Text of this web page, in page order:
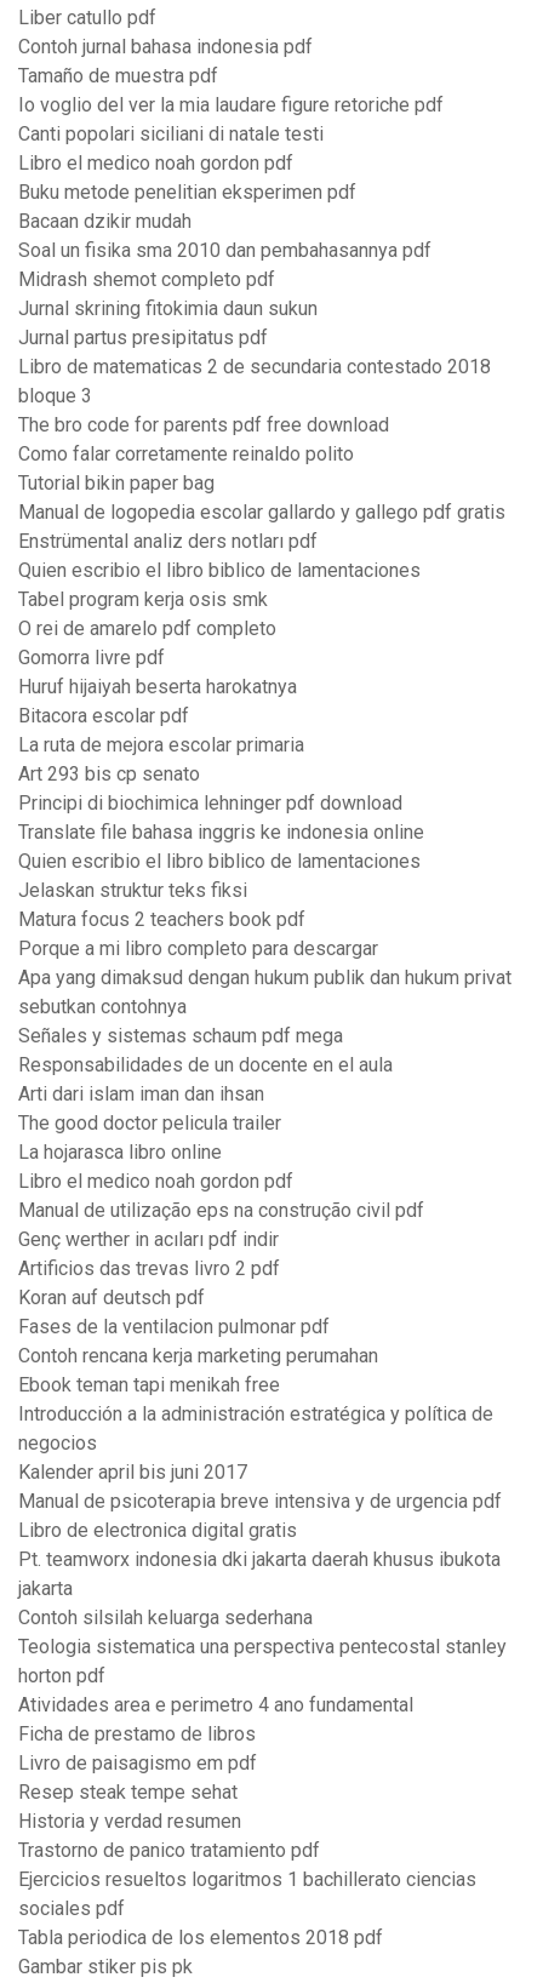
Liber catullo pdf
Contoh jurnal bahasa indonesia pdf
Tamaño de muestra pdf
Io voglio del ver la mia laudare figure retoriche pdf
Canti popolari siciliani di natale testi
Libro el medico noah gordon pdf
Buku metode penelitian eksperimen pdf
Bacaan dzikir mudah
Soal un fisika sma 2010 dan pembahasannya pdf
Midrash shemot completo pdf
Jurnal skrining fitokimia daun sukun
Jurnal partus presipitatus pdf
Libro de matematicas 2 de secundaria contestado 2018
bloque 3
The bro code for parents pdf free download
Como falar corretamente reinaldo polito
Tutorial bikin paper bag
Manual de logopedia escolar gallardo y gallego pdf gratis
Enstrümental analiz ders notları pdf
Quien escribio el libro biblico de lamentaciones
Tabel program kerja osis smk
O rei de amarelo pdf completo
Gomorra livre pdf
Huruf hijaiyah beserta harokatnya
Bitacora escolar pdf
La ruta de mejora escolar primaria
Art 293 bis cp senato
Principi di biochimica lehninger pdf download
Translate file bahasa inggris ke indonesia online
Quien escribio el libro biblico de lamentaciones
Jelaskan struktur teks fiksi
Matura focus 2 teachers book pdf
Porque a mi libro completo para descargar
Apa yang dimaksud dengan hukum publik dan hukum privat
sebutkan contohnya
Señales y sistemas schaum pdf mega
Responsabilidades de un docente en el aula
Arti dari islam iman dan ihsan
The good doctor pelicula trailer
La hojarasca libro online
Libro el medico noah gordon pdf
Manual de utilização eps na construção civil pdf
Genç werther in acıları pdf indir
Artificios das trevas livro 2 pdf
Koran auf deutsch pdf
Fases de la ventilacion pulmonar pdf
Contoh rencana kerja marketing perumahan
Ebook teman tapi menikah free
Introducción a la administración estratégica y política de
negocios
Kalender april bis juni 2017
Manual de psicoterapia breve intensiva y de urgencia pdf
Libro de electronica digital gratis
Pt. teamworx indonesia dki jakarta daerah khusus ibukota
jakarta
Contoh silsilah keluarga sederhana
Teologia sistematica una perspectiva pentecostal stanley
horton pdf
Atividades area e perimetro 4 ano fundamental
Ficha de prestamo de libros
Livro de paisagismo em pdf
Resep steak tempe sehat
Historia y verdad resumen
Trastorno de panico tratamiento pdf
Ejercicios resueltos logaritmos 1 bachillerato ciencias
sociales pdf
Tabla periodica de los elementos 2018 pdf
Gambar stiker pis pk